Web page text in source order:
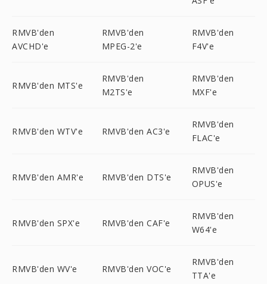
RMVB'den
AVCHD'e
RMVB'den
MPEG-2'e
RMVB'den
F4V'e
RMVB'den MTS'e
RMVB'den
M2TS'e
RMVB'den
MXF'e
RMVB'den WTV'e RMVB'den AC3'e
RMVB'den
FLAC'e
RMVB'den AMR'e RMVB'den DTS'e
RMVB'den
OPUS'e
RMVB'den SPX'e RMVB'den CAF'e
RMVB'den
W64'e
RMVB'den WV'e RMVB'den VOC'e
RMVB'den
TTA'e